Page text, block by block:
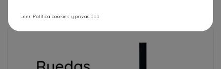
Leer Política cookies y privacidad
Pizarra Blanca Magnética Móvil marco negro